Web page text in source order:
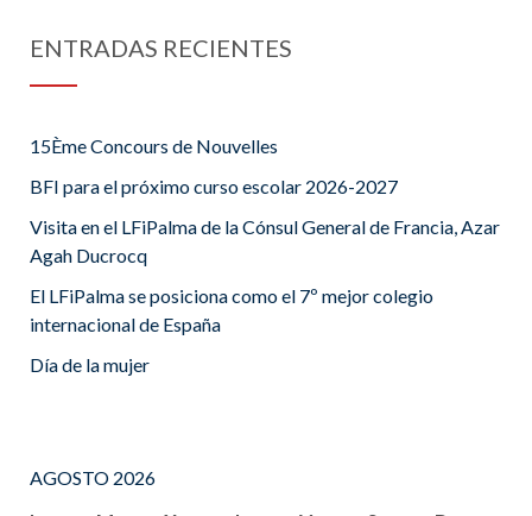
ENTRADAS RECIENTES
15Ème Concours de Nouvelles
BFI para el próximo curso escolar 2026-2027
Visita en el LFiPalma de la Cónsul General de Francia, Azar
Agah Ducrocq
El LFiPalma se posiciona como el 7º mejor colegio
internacional de España
Día de la mujer
AGOSTO 2026